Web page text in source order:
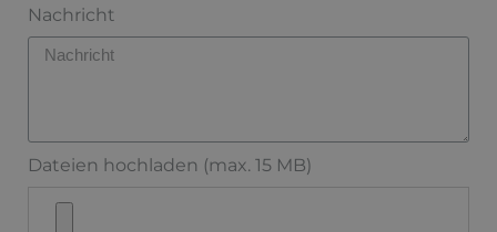
Nachricht
Dateien hochladen (max. 15 MB)